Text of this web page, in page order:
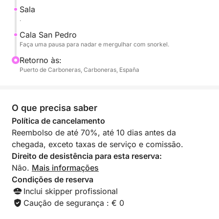
encontrará um rico ecossistema marinho com uma
campos de ervas marinhas Posidonia do Parque
Natural.
Após desfrutar desses locais inesquecíveis,
Sala
.
Cala San Pedro
Faça uma pausa para nadar e mergulhar com snorkel.
Retorno às:
Puerto de Carboneras, Carboneras, España
O que precisa saber
Política de cancelamento
Reembolso de até 70%, até 10 dias antes da
chegada, exceto taxas de serviço e comissão.
Direito de desistência para esta reserva:
Não. Mais informações
Condições de reserva
Inclui skipper profissional
Caução de segurança : € 0